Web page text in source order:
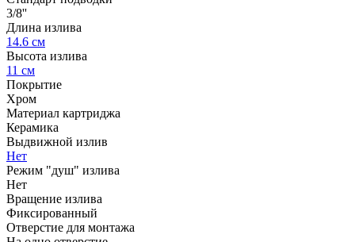
3/8''
Длина излива
14.6 см
Высота излива
11 см
Покрытие
Хром
Материал картриджа
Керамика
Выдвижной излив
Нет
Режим "душ" излива
Нет
Вращение излива
Фиксированный
Отверстие для монтажа